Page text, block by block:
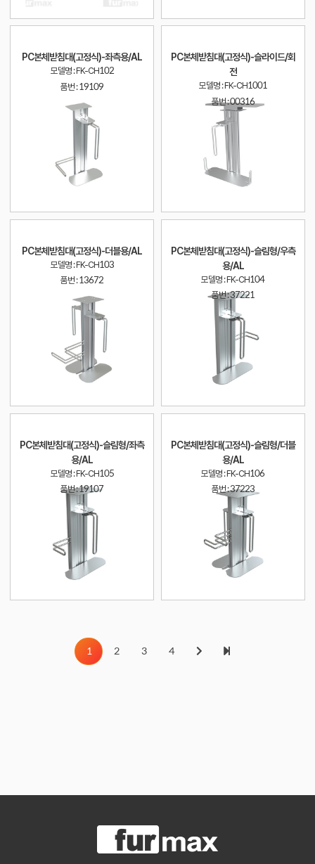
PC본체받침대(고정식)-좌측용/AL
모델명 : FK-CH102
품번 :19109
PC본체받침대(고정식)-슬라이드/회
전
모델명 : FK-CH1001
품번 :00316
PC본체받침대(고정식)-더블용/AL
모델명 : FK-CH103
품번 :13672
PC본체받침대(고정식)-슬림형/우측
용/AL
모델명 : FK-CH104
품번 :37221
PC본체받침대(고정식)-슬림형/좌측
용/AL
모델명 : FK-CH105
품번 :19107
PC본체받침대(고정식)-슬림형/더블
용/AL
모델명 : FK-CH106
품번 :37223
1 2 3 4